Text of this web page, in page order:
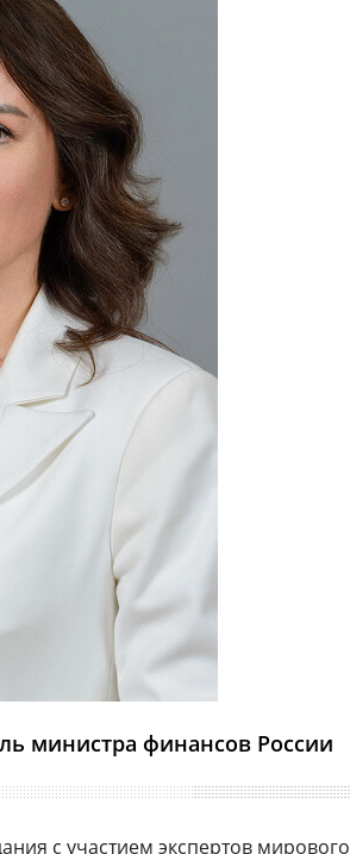
министра финансов России
с участием экспертов мирового